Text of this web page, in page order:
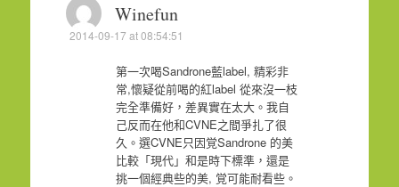
Winefun
2014-09-17 at 08:54:51
第一次喝Sandrone藍label, 精彩非
常,懷疑從前喝的紅label 從來沒一枝
完全準備好，差異實在太大。我自
己反而在他和CVNE之間爭扎了很
久。選CVNE只因覚Sandrone 的美
比較「現代」和是時下標準，還是
挑一個經典些的美, 覚可能耐看些。